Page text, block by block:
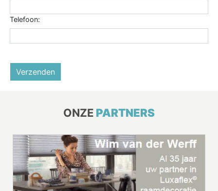
Telefoon:
Verzenden
ONZE PARTNERS